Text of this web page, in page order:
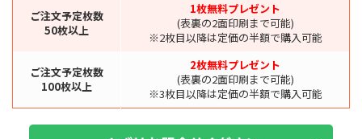
ご注文予定枚数
50枚以上
1枚無料プレゼント
(表裏の2面印刷まで可能)
※2枚目以降は定価の半額で購入可能
ご注文予定枚数
100枚以上
2枚無料プレゼント
(表裏の2面印刷まで可能)
※3枚目以降は定価の半額で購入可能